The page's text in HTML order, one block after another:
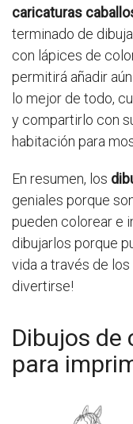
caricaturas
terminado de
con lápices de
permitirá añadir
lo mejor de todo,
y compartirlo con
habitación para
En resumen, los
geniales porque
pueden colorear e
dibujarlos porque
vida a través de los
divertirse!
Dibujos
para